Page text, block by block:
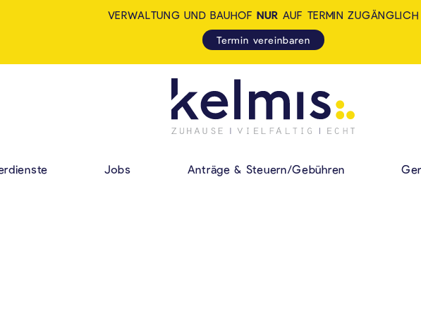
KELMIS - LA
HAUPMENÜ
Jobs Anträge & Steuern/Gebühren
VERWALTUNG UND BAUHOF NUR AUF TERMIN ZUGÄNGLICH
Termin vereinbaren